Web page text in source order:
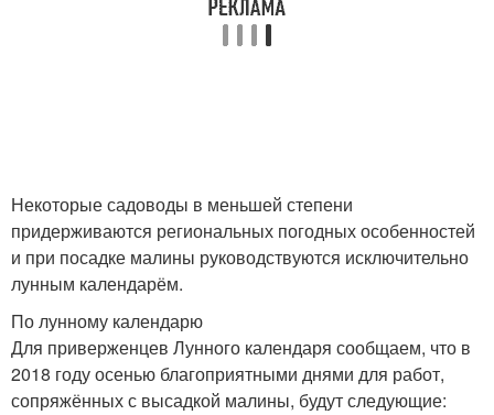
Некоторые садоводы в меньшей степени
придерживаются региональных погодных особенностей
и при посадке малины руководствуются исключительно
лунным календарём.
По лунному календарю
Для приверженцев Лунного календаря сообщаем, что в
2018 году осенью благоприятными днями для работ,
сопряжённых с высадкой малины, будут следующие: